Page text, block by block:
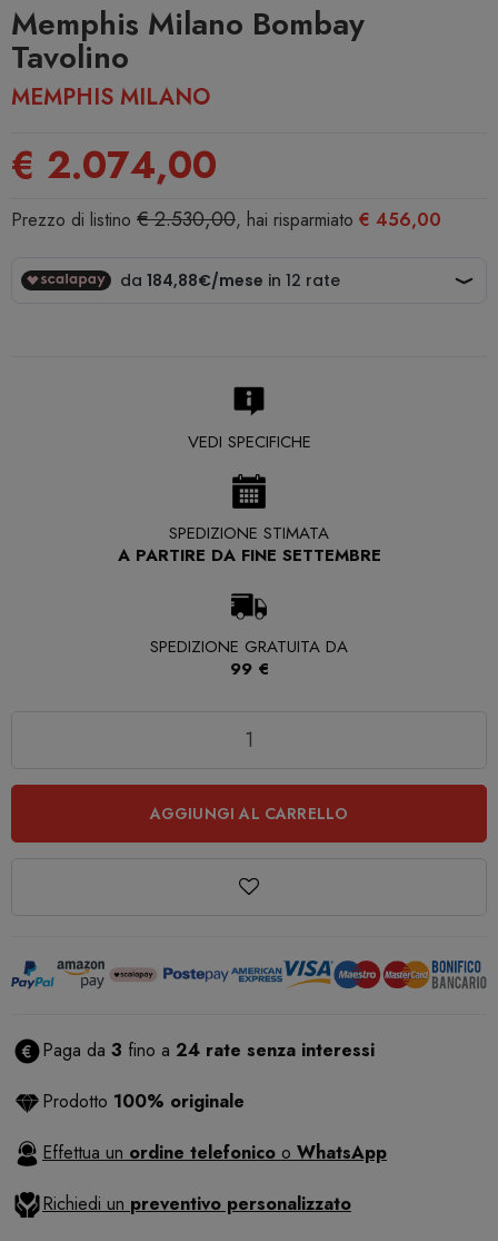
Memphis Milano Bombay
Tavolino
MEMPHIS MILANO
€ 2.074,00
Prezzo di listino € 2.530,00, hai risparmiato € 456,00
VEDI SPECIFICHE
SPEDIZIONE STIMATA
A PARTIRE DA FINE SETTEMBRE
SPEDIZIONE GRATUITA DA
99 €
AGGIUNGI AL CARRELLO
Paga da 3 fino a 24 rate senza interessi
Prodotto 100% originale
Effettua un ordine telefonico o WhatsApp
Richiedi un preventivo personalizzato